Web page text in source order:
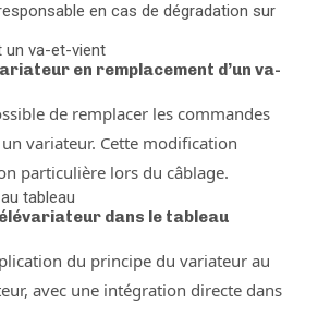
en cas de dégradation sur
un va-et-vient
en remplacement d’un va-
de remplacer les commandes
variateur. Cette modification
particulière lors du câblage.
tableau
dans le tableau
du principe du variateur au
avec une intégration directe dans